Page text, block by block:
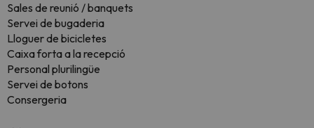
Sales de reunió / banquets
Servei de bugaderia
Lloguer de bicicletes
Caixa forta a la recepció
Personal plurilingüe
Servei de botons
Consergeria